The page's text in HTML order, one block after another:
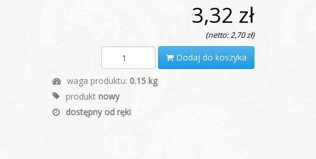
3,32 zł
(netto: 2,70 zł)
Dodaj do koszyka
waga produktu: 0.15 kg
produkt nowy
dostępny od ręki